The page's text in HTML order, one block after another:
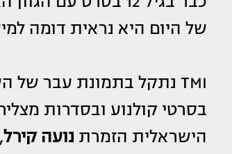
של היום היא נראית דומה
TMI נתקל בתמונת עבר של השחקנית ההוליוודית
בסרטי קולנוע ובסדרות
הישראלית הזמרת נועה קירל